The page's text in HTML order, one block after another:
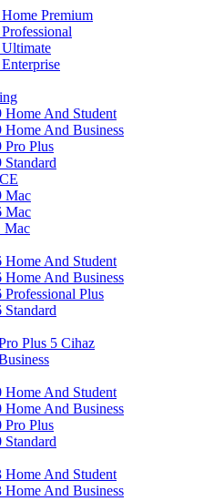
Premium
Home And Student
And Business
Pro Plus
Mac
Mac
Mac
Home And Student
And Business
Plus
Plus 5 Cihaz
Home And Student
And Business
Pro Plus
Home And Student
And Business